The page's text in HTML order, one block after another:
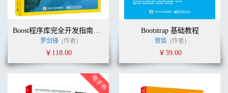
Boost程序库完全开发指南――深入C++”准”标准库（第5版）
罗剑锋 (作者)
￥118.00
Bootstrap 基础教程
贺臣 (作者)
￥39.00